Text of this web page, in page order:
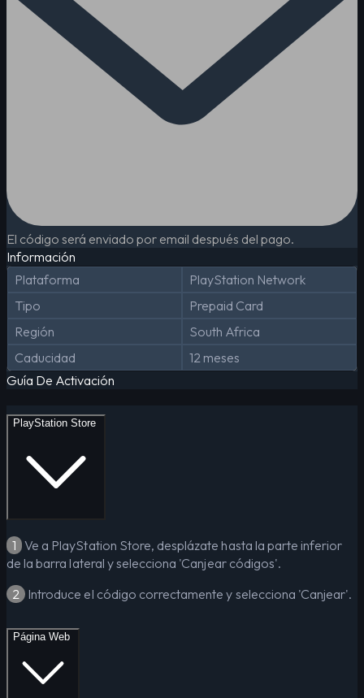
El código será enviado por email después del pago.
Información
Plataforma
PlayStation Network
Tipo
Prepaid Card
Región
South Africa
Caducidad
12 meses
Guía De Activación
PlayStation Store
1 Ve a PlayStation Store, desplázate hasta la parte inferior
de la barra lateral y selecciona 'Canjear códigos'.
2 Introduce el código correctamente y selecciona 'Canjear'.
Página Web